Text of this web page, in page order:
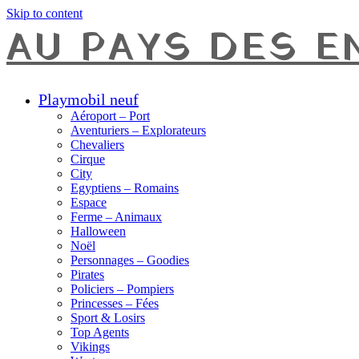
Skip to content
AU PAYS DES
Playmobil neuf
Aéroport – Port
Aventuriers – Explorateurs
Chevaliers
Cirque
City
Egyptiens – Romains
Espace
Ferme – Animaux
Halloween
Noël
Personnages – Goodies
Pirates
Policiers – Pompiers
Princesses – Fées
Sport & Losirs
Top Agents
Vikings